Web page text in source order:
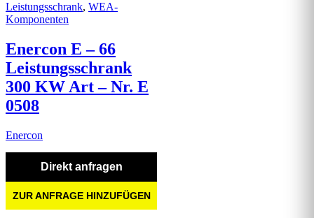
Leistungsschrank, WEA-
Komponenten
Enercon E – 66
Leistungsschrank
300 KW Art – Nr. E
0508
Enercon
Direkt anfragen
ZUR ANFRAGE HINZUFÜGEN